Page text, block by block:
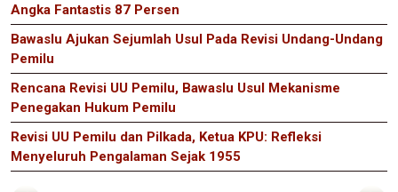
Angka Fantastis 87 Persen
Bawaslu Ajukan Sejumlah Usul Pada Revisi Undang-Undang
Pemilu
Rencana Revisi UU Pemilu, Bawaslu Usul Mekanisme
Penegakan Hukum Pemilu
Revisi UU Pemilu dan Pilkada, Ketua KPU: Refleksi
Menyeluruh Pengalaman Sejak 1955